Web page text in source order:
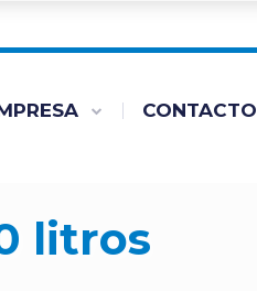
CONTACTO
litros